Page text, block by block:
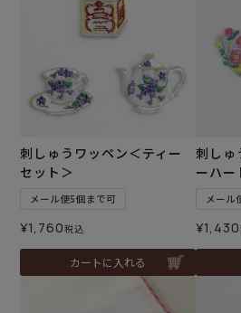
刺しゅうワッペン＜ティー
セット＞
メール便5個まで可
¥1,760税込
カートに入れる
刺しゅ
ーハー
メール
¥1,430